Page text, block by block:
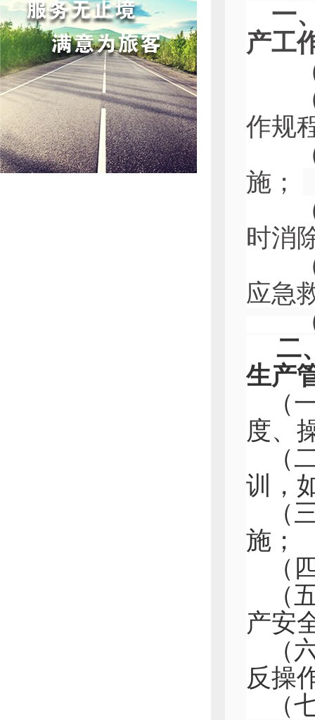
一
产工
（
（
作规
（
施；
（
时消
（
应急
（
二
生产
（
度、
（
训，
（
施；
（
（
产安
（
反操
（